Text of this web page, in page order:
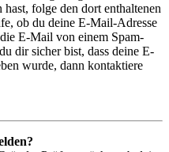
folge den dort enthaltenen
ob du deine E-Mail-Adresse
E-Mail von einem Spam-
dir sicher bist, dass deine E-
wurde, dann kontaktiere